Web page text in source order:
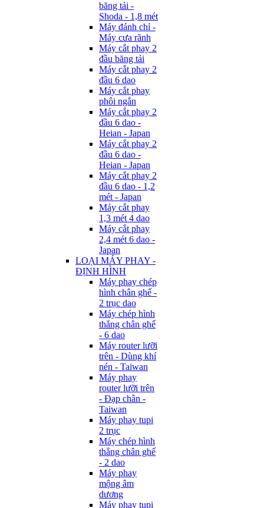
băng tải -
Shoda - 1,8 mét
Máy đánh chỉ -
Máy cưa rãnh
Máy cắt phay 2
đầu băng tải
Máy cắt phay 2
đầu 6 dao
Máy cắt phay
phôi ngắn
Máy cắt phay 2
đầu 6 dao -
Heian - Japan
Máy cắt phay 2
đầu 6 dao -
Heian - Japan
Máy cắt phay 2
đầu 6 dao - 1,2
mét - Japan
Máy cắt phay
1,3 mét 4 dao
Máy cắt phay
2,4 mét 6 dao -
Japan
LOẠI MÁY PHAY -
ĐỊNH HÌNH
Máy phay chép
hình chân ghế -
2 trục dao
Máy chép hình
thẳng chân ghế
- 6 dao
Máy router lưỡi
trên - Dùng khí
nén - Taiwan
Máy phay
router lưỡi trên
- Đạp chân -
Taiwan
Máy phay tupi
2 trục
Máy chép hình
thẳng chân ghế
- 2 dao
Máy phay
mộng âm
dương
Máy phay tupi